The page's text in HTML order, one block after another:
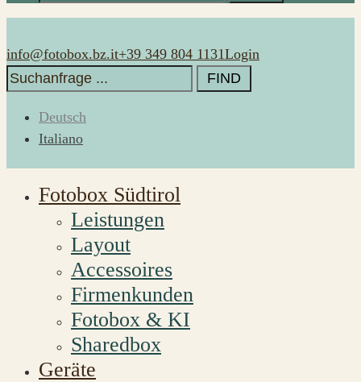
for:
info@fotobox.bz.it+39 349 804 1131Login
Search
for:
Deutsch
Italiano
Fotobox Südtirol
Leistungen
Layout
Accessoires
Firmenkunden
Fotobox & KI
Sharedbox
Geräte